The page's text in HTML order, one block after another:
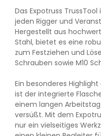
Das Expotruss
jeden Rigger und
Hergestellt aus
Stahl, bietet es eine
zum Festziehen und
Schrauben sowie M10
Ein besonderes
ist der integrierte
einem langen
versüßt. Mit dem
nur ein vielseitiges